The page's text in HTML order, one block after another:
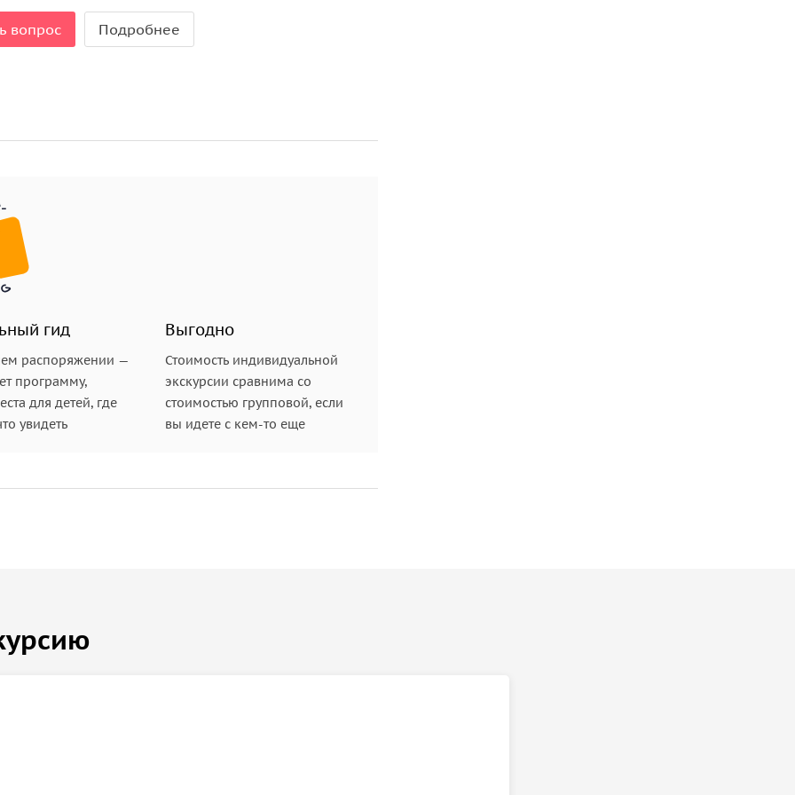
работает уже больше 20 лет, хозяйка аптеки и
старинных зданиях расположены бутики,
чайки — здесь на момент можно забыть, что вы
фотоотчет о поездке
вопрос Подробнее
гид
распоряжении —
программу,
для детей, где
увидеть
Выгодно
Стоимость индивидуальной
экскурсии сравнима со
стоимостью групповой, если
вы идете с кем-то еще